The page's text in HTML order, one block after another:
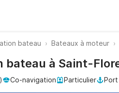
bateau Bateaux à moteur
bateau à Saint-
) Co-navigation Particulier